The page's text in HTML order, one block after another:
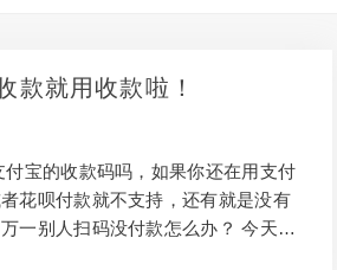
款就用收款啦！
宝的收款码吗，如果你还在用支付
花呗付款就不支持，还有就是没有
一别人扫码没付款怎么办？ 今天就